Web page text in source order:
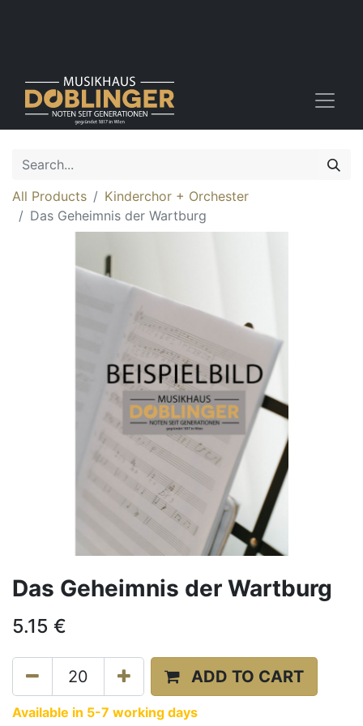
All Products
Kinderchor + Orchester
Das Geheimnis der Wartburg
Das Geheimnis der Wartburg
5.15 €
ADD TO CART
Available in 5-7 working days